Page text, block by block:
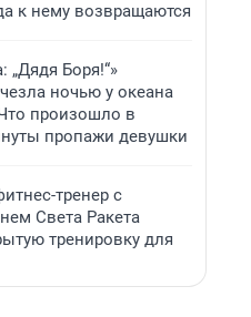
к нему возвращаются
„Дядя Боря!“»
ночью у океана
произошло в
пропажи девушки
тренер с
Света Ракета
тренировку для